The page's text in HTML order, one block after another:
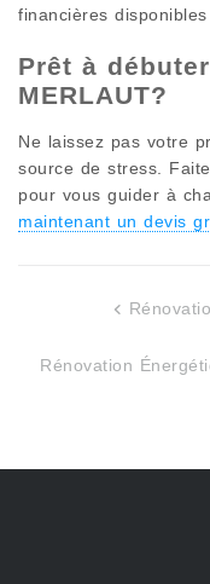
financières disponibles
Prêt à
MERLAUT?
Ne laissez pas votre
source de stress.
pour vous guider à
maintenant un devis
de
Rénovation